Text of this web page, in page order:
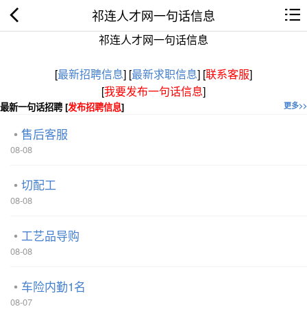
祁连人才网一句话信息
祁连人才网一句话信息
[最新招聘信息] [最新求职信息] [联系客服]
[我要发布一句话信息]
更多>>
最新一句话招聘 [发布招聘信息]
售后客服
08-08
切配工
08-08
工艺品导购
08-08
车险内勤1名
08-07